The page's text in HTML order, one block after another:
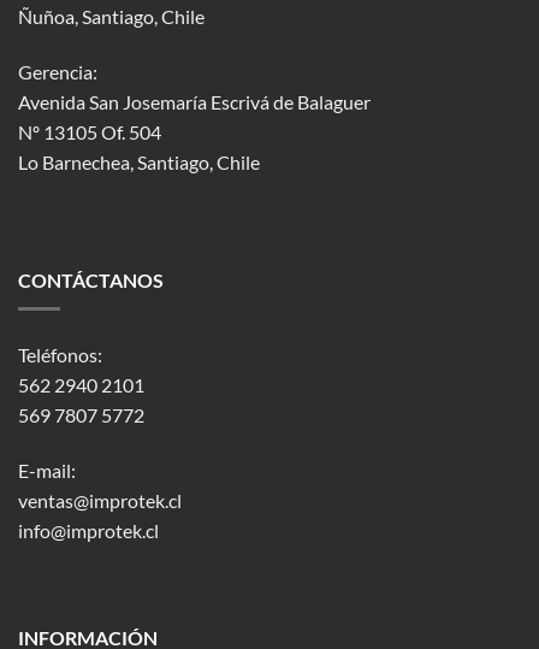
Ñuñoa, Santiago, Chile
Gerencia:
Avenida San Josemaría Escrivá de Balaguer
Nº 13105 Of. 504
Lo Barnechea , Santiago, Chile
CONTÁCTANOS
Teléfonos:
562 2940 2101
569 7807 5772
E-mail:
ventas@improtek.cl
info@improtek.cl
INFORMACIÓN